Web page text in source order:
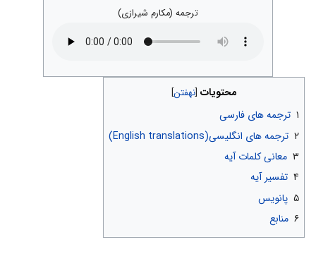
ترجمه (مکارم شیرازی)
محتویات
۱ ترجمه های فارسی
۲ ترجمه های انگلیسی(English translations)
۳ معانی کلمات آیه
۴ تفسیر آیه
۵ پانویس
۶ منابع